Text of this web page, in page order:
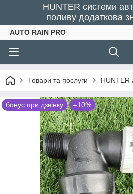
HUNTER системи
поливу додаткова
AUTO RAIN PRO
Товари та послуги HUNTER
бонус при дзвінку –10%